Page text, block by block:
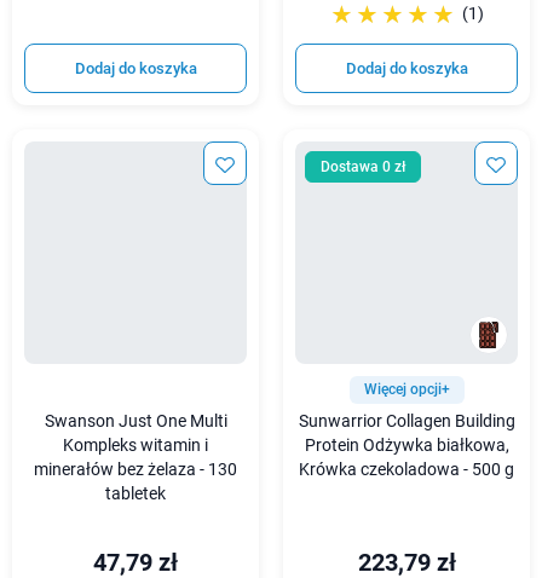
Dodaj do koszyka
☆☆☆☆☆
★★★★★ (1)
Dodaj do koszyka
Swanson Just One Multi
Kompleks witamin i
minerałów bez żelaza - 130
tabletek
47,79 zł
Dostawa 0 zł
Więcej opcji+
Sunwarrior Collagen Building
Protein Odżywka białkowa,
Krówka czekoladowa - 500 g
223,79 zł